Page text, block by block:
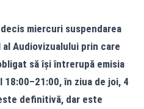
miercuri suspendarea
Audiovizualului prin care
să își întrerupă emisia
în ziua de joi, 4
definitivă, dar este